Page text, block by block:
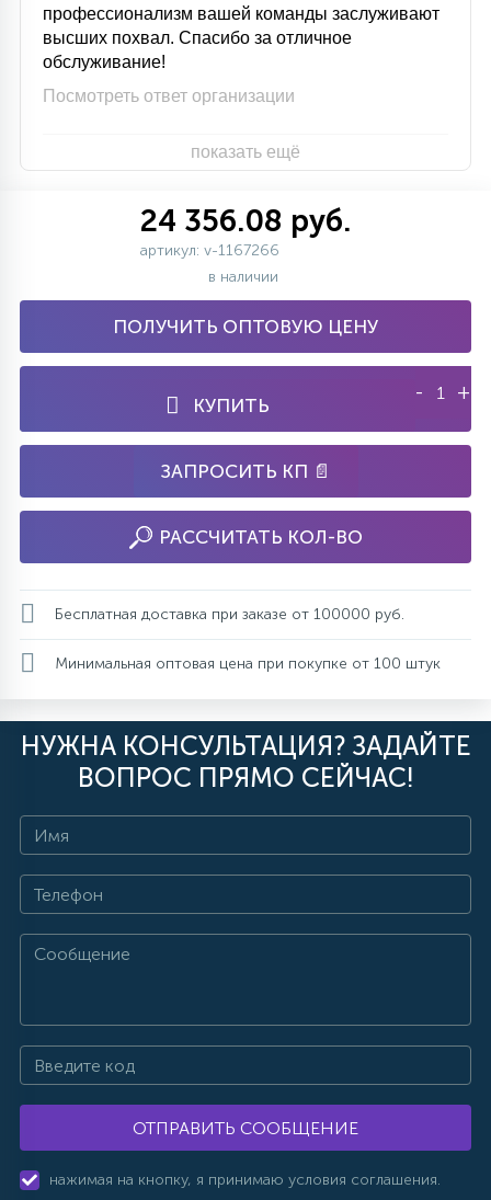
профессионализм вашей команды заслуживают
высших похвал. Спасибо за отличное
обслуживание!
Посмотреть ответ организации
показать ещё
24 356.08 руб.
артикул: v-1167266
в наличии
ПОЛУЧИТЬ ОПТОВУЮ ЦЕНУ
КУПИТЬ
- +
ЗАПРОСИТЬ КП 📄
РАССЧИТАТЬ КОЛ-ВО
Бесплатная доставка при заказе от 100000 руб.
Минимальная оптовая цена при покупке от 100 штук
НУЖНА КОНСУЛЬТАЦИЯ? ЗАДАЙТЕ
ВОПРОС ПРЯМО СЕЙЧАС!
ОТПРАВИТЬ СООБЩЕНИЕ
нажимая на кнопку, я принимаю условия соглашения.